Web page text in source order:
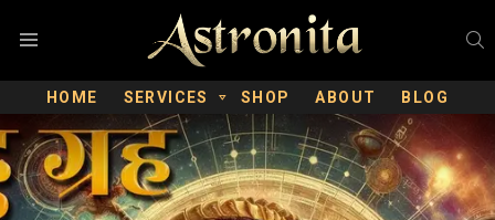
HOME SERVICES SHOP ABOUT BLOG